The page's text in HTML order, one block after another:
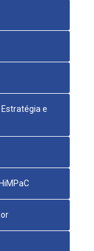
Estratégia e